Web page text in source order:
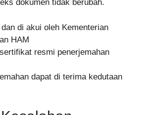
dokumen tidak berubah.
di akui oleh Kementerian
HAM
resmi penerjemahan
dapat di terima kedutaan